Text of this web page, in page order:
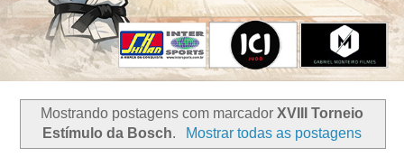
Mostrando postagens com marcador XVIII Torneio
Estímulo da Bosch. Mostrar todas as postagens